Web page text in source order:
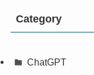
Category
ChatGPT